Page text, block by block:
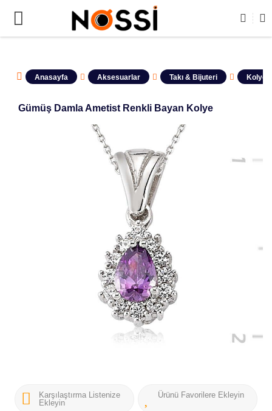
TAMAMI DEMODUR SATIŞA KAPALIDIR !
Anasayfa Aksesuarlar Takı & Bijuteri
Gümüş Damla Ametist Renkli Bayan Kolye
Karşılaştırma Listenize
Ekleyin
Ürünü Favorilere Ekleyin